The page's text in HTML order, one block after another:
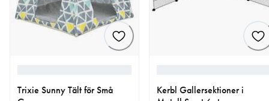
Trixie Sunny Tält för Små
Kerbl Gallersektioner i